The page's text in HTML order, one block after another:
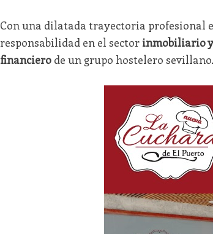
Con una dilatada trayectoria profesional
responsabilidad en el sector inmobiliario
financierode un grupo hostelero sevillano.